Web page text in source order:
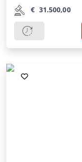
€ 31.500,00